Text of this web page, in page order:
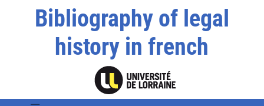
Bibliography of legal
history in french